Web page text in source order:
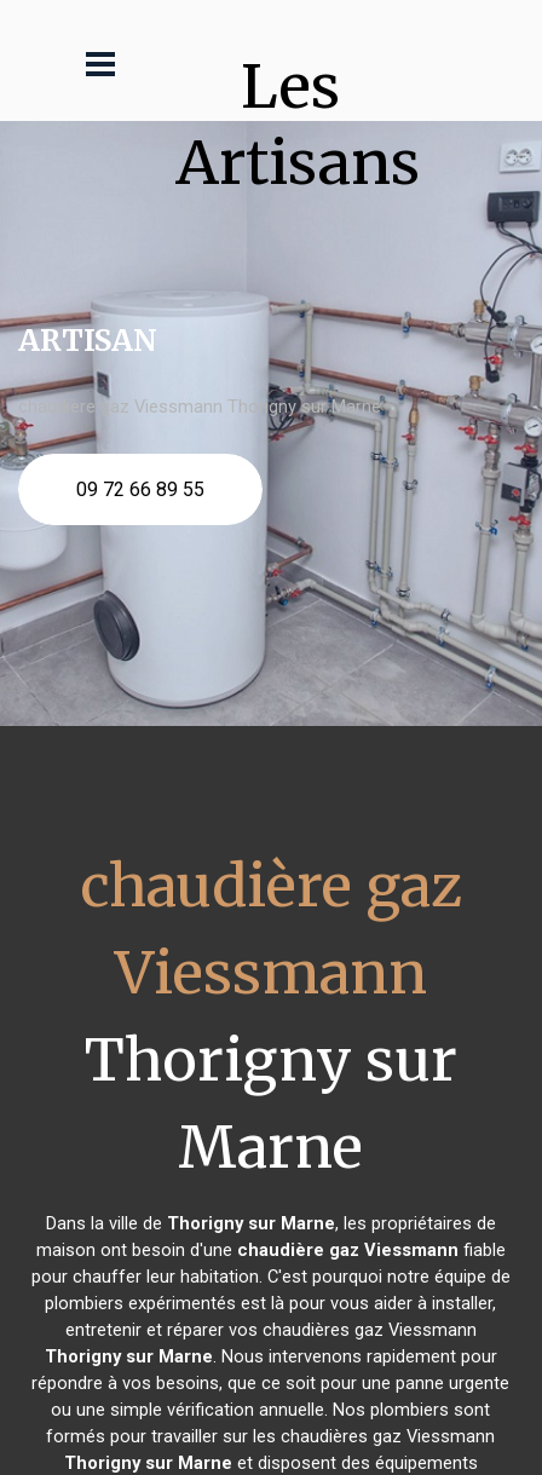
Les
Artisans
ARTISAN
chaudière gaz Viessmann Thorigny sur Marne
09 72 66 89 55
chaudière gaz
Viessmann
Thorigny sur
Marne
Dans la ville de Thorigny sur Marne, les propriétaires de
maison ont besoin d'une chaudière gaz Viessmann fiable
pour chauffer leur habitation. C'est pourquoi notre équipe de
plombiers expérimentés est là pour vous aider à installer,
entretenir et réparer vos chaudières gaz Viessmann
Thorigny sur Marne. Nous intervenons rapidement pour
répondre à vos besoins, que ce soit pour une panne urgente
ou une simple vérification annuelle. Nos plombiers sont
formés pour travailler sur les chaudières gaz Viessmann
Thorigny sur Marne et disposent des équipements